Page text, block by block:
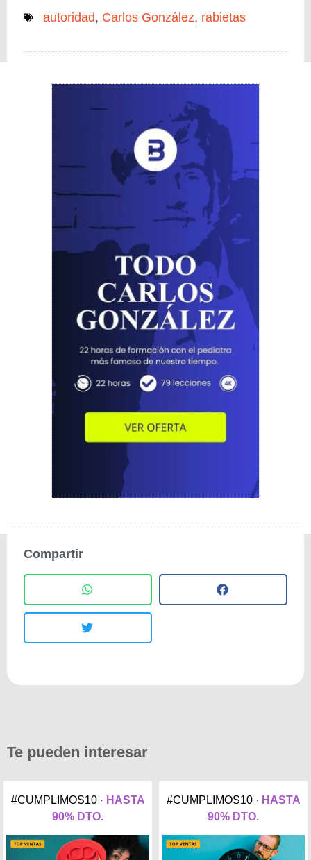
autoridad, Carlos González, rabietas
Compartir
Te pueden interesar
#CUMPLIMOS10 · HASTA
90% DTO.
#CUMPLIMOS10 · HASTA
90% DTO.